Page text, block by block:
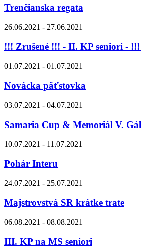
Trenčianska regata
26.06.2021 - 27.06.2021
!!! Zrušené !!! - II. KP seniori -
01.07.2021 - 01.07.2021
Novácka päťstovka
03.07.2021 - 04.07.2021
Samaria Cup & Memoriál V.
10.07.2021 - 11.07.2021
Pohár Interu
24.07.2021 - 25.07.2021
Majstrovstvá SR krátke trate
06.08.2021 - 08.08.2021
III. KP na MS seniori